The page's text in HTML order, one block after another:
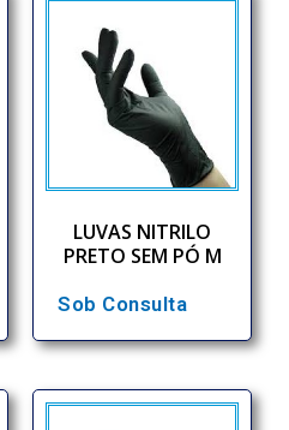
LUVAS NITRILO
PRETO SEM PÓ M
Sob Consulta